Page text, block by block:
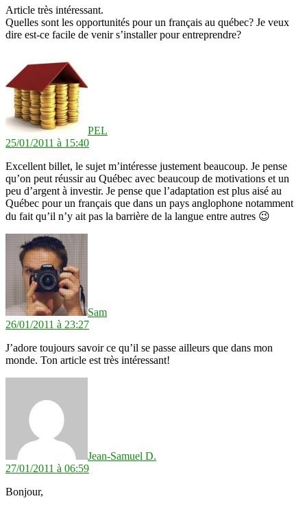
Article très intéressant.
Quelles sont les opportunités pour un français au québec? Je veux
dire est-ce facile de venir s’installer pour entreprendre?
PEL
25/01/2011 à 15:40
Excellent billet, le sujet m’intéresse justement beaucoup. Je pense
qu’on peut réussir au Québec avec beaucoup de motivations et un
peu d’argent à investir. Je pense que l’adaptation est plus aisé au
Québec pour un français que dans un pays anglophone notamment
du fait qu’il n’y ait pas la barrière de la langue entre autres 😉
Sam
26/01/2011 à 23:27
J’adore toujours savoir ce qu’il se passe ailleurs que dans mon
monde. Ton article est très intéressant!
Jean-Samuel D.
27/01/2011 à 06:59
Bonjour,